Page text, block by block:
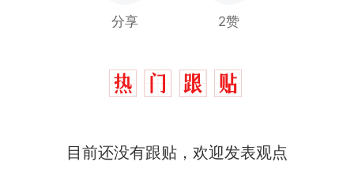
分享 2赞
目前还没有跟贴，欢迎发表观点